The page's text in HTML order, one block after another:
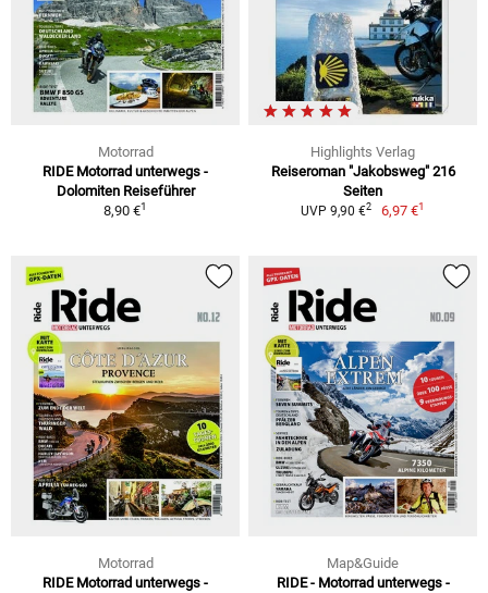
Motorrad
RIDE Motorrad unterwegs -
Dolomiten Reiseführer
8,90 €1
Highlights Verlag
Reiseroman "Jakobsweg" 216
Seiten
UVP 9,90 €2 6,97 €1
Motorrad
RIDE Motorrad unterwegs -
Map&Guide
RIDE - Motorrad unterwegs -